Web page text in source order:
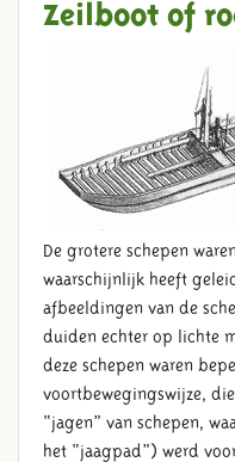
Zeilboot of
De grotere schepen
waarschijnlijk heeft
afbeeldingen van de
duiden echter op lichte
deze schepen waren
voortbewegingswijze,
“jagen” van schepen,
het “jaagpad”) werd